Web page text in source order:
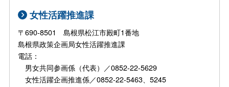
女性活躍推進課
〒690-8501 島根県松江市殿町1番地
島根県政策企画局女性活躍推進課
電話：
男女共同参画係（代表）／0852-22-5629
女性活躍企画推進係／0852-22-5463、5245